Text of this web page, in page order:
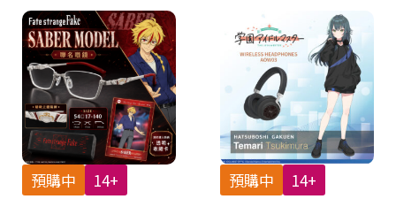
NT$7,200
到
NT$15,000
有
多
種
款
式。
可
在
產
到
NT$5,370
種
款
式。
可
在
產
品
預購中
14+
預購中
14+